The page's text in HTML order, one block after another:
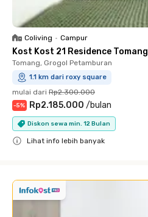
Coliving • Campur
Kost Kost 21 Residence Tomang
Tomang, Grogol Petamburan
1.1 km dari roxy square
mulai dari Rp2.300.000
-5% Rp2.185.000 /bulan
Diskon sewa min. 12 Bulan
Lihat info lebih banyak